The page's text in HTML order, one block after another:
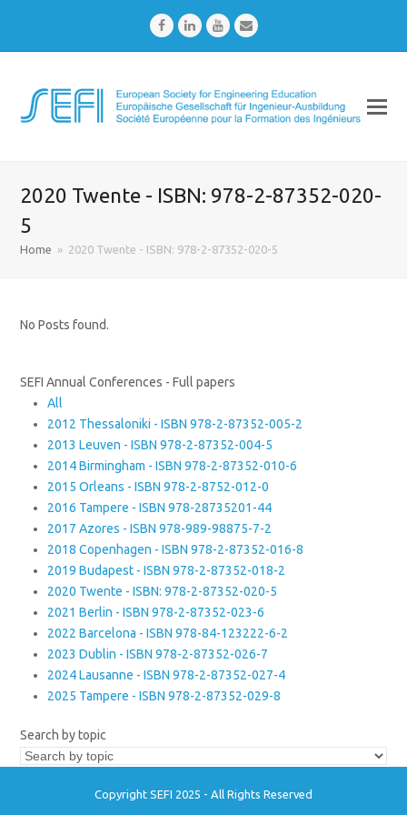
FacebookLinkedInYoutubeEmail
2020 Twente - ISBN: 978-2-87352-020-
5
Home » 2020 Twente - ISBN: 978-2-87352-020-5
No Posts found.
SEFI Annual Conferences - Full papers
All
2012 Thessaloniki - ISBN 978-2-87352-005-2
2013 Leuven - ISBN 978-2-87352-004-5
2014 Birmingham - ISBN 978-2-87352-010-6
2015 Orleans - ISBN 978-2-8752-012-0
2016 Tampere - ISBN 978-28735201-44
2017 Azores - ISBN 978-989-98875-7-2
2018 Copenhagen - ISBN 978-2-87352-016-8
2019 Budapest - ISBN 978-2-87352-018-2
2020 Twente - ISBN: 978-2-87352-020-5
2021 Berlin - ISBN 978-2-87352-023-6
2022 Barcelona - ISBN 978-84-123222-6-2
2023 Dublin - ISBN 978-2-87352-026-7
2024 Lausanne - ISBN 978-2-87352-027-4
2025 Tampere - ISBN 978-2-87352-029-8
Search by topic
Copyright SEFI 2025 - All Rights Reserved